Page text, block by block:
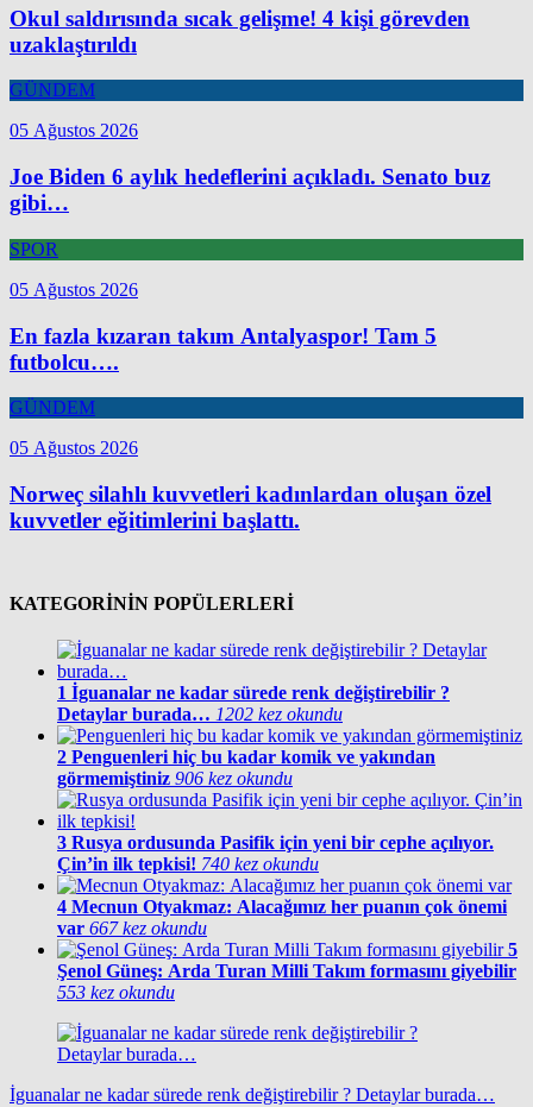
Okul saldırısında sıcak gelişme! 4 kişi görevden
uzaklaştırıldı
GÜNDEM
05 Ağustos 2026
Joe Biden 6 aylık hedeflerini açıkladı. Senato buz
gibi…
SPOR
05 Ağustos 2026
En fazla kızaran takım Antalyaspor! Tam 5
futbolcu….
GÜNDEM
05 Ağustos 2026
Norweç silahlı kuvvetleri kadınlardan oluşan özel
kuvvetler eğitimlerini başlattı.
KATEGORİNİN POPÜLERLERİ
1 İguanalar ne kadar sürede renk değiştirebilir ?
Detaylar burada… 1202 kez okundu
2 Penguenleri hiç bu kadar komik ve yakından
görmemiştiniz 906 kez okundu
3 Rusya ordusunda Pasifik için yeni bir cephe açılıyor.
Çin’in ilk tepkisi! 740 kez okundu
4 Mecnun Otyakmaz: Alacağımız her puanın çok önemi
var 667 kez okundu
5
Şenol Güneş: Arda Turan Milli Takım formasını giyebilir
553 kez okundu
İguanalar ne kadar sürede renk değiştirebilir ? Detaylar burada…